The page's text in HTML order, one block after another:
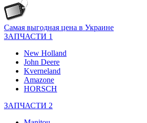
Самая выгодная цена в Украине
ЗАПЧАСТИ 1
New Holland
John Deere
Kverneland
Amazone
HORSCH
ЗАПЧАСТИ 2